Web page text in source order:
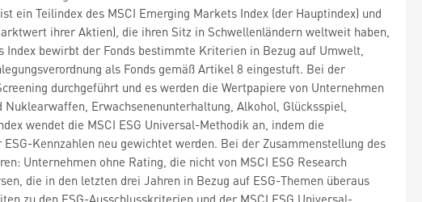
ein Teilindex des MSCI Emerging Markets Index (der Hauptindex) und
ihrer Aktien), die ihren Sitz in Schwellenländern weltweit haben,
bewirbt der Fonds bestimmte Kriterien in Bezug auf Umwelt,
als Fonds gemäß Artikel 8 eingestuft. Bei der
durchgeführt und es werden die Wertpapiere von Unternehmen
Erwachsenenunterhaltung, Alkohol, Glücksspiel,
wendet die MSCI ESG Universal-Methodik an, indem die
Kennzahlen neu gewichtet werden. Bei der Zusammenstellung des
Unternehmen ohne Rating, die nicht von MSCI ESG Research
die in den letzten drei Jahren in Bezug auf ESG-Themen überaus
zu den ESG-Ausschlusskriterien und der MSCI ESG Universal-